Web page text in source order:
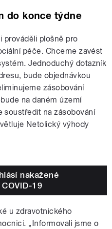
do konce týdne
prováděli plošně pro
péče. Chceme zavést
Jednoduchý dotazník
bude objednávkou
zásobování
na daném území
soustředit na zásobování
Netolický výhody
nakažené
19
u zdravotnického
„Informovali jsme o